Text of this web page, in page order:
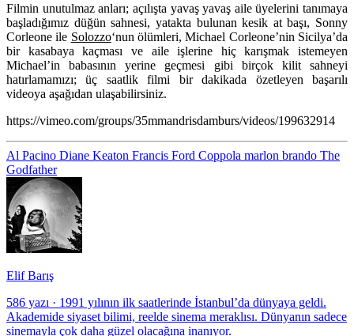
Filmin unutulmaz anları; açılışta yavaş yavaş aile üyelerini tanımaya
başladığımız düğün sahnesi, yatakta bulunan kesik at başı, Sonny
Corleone ile Solozzo‘nun ölümleri, Michael Corleone’nin Sicilya’da
bir kasabaya kaçması ve aile işlerine hiç karışmak istemeyen
Michael’in babasının yerine geçmesi gibi birçok kilit sahneyi
hatırlamamızı; üç saatlik filmi bir dakikada özetleyen başarılı
videoya aşağıdan ulaşabilirsiniz.
https://vimeo.com/groups/35mmandrisdamburs/videos/199632914
Al Pacino Diane Keaton Francis Ford Coppola marlon brando The
Godfather
Elif Barış
586 yazı · 1991 yılının ilk saatlerinde İstanbul’da dünyaya geldi.
Akademide siyaset bilimi, reelde sinema meraklısı. Dünyanın sadece
sinemayla çok daha güzel olacağına inanıyor.